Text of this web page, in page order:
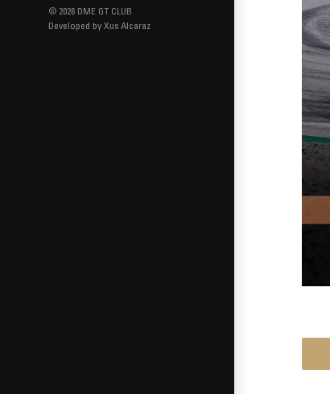
© 2026 DME GT CLUB
Developed by Xus Alcaraz